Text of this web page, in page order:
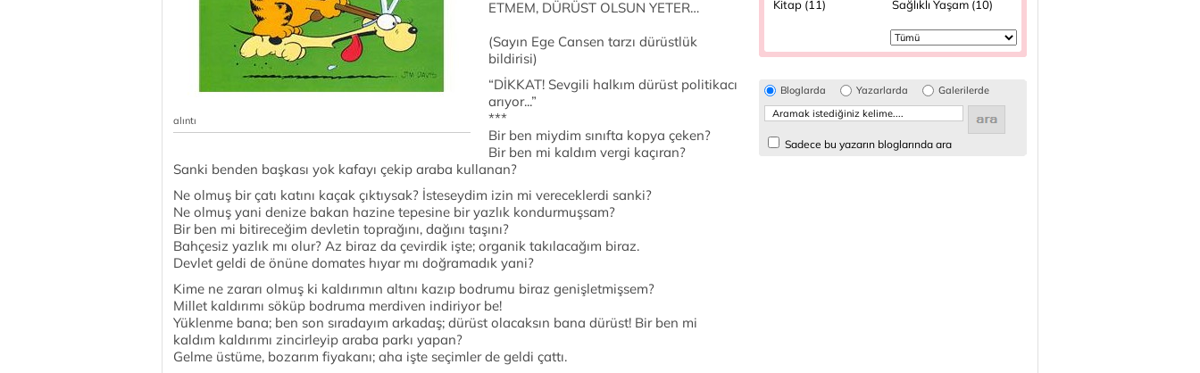
alıntı
ETMEM, DÜRÜST OLSUN YETER…
(Sayın Ege Cansen tarzı dürüstlük
bildirisi)
“DİKKAT! Sevgili halkım dürüst politikacı
arıyor...”
***
Bir ben miydim sınıfta kopya çeken?
Bir ben mi kaldım vergi kaçıran?
Sanki benden başkası yok kafayı çekip araba kullanan?
Ne olmuş bir çatı katını kaçak çıktıysak? İsteseydim izin mi vereceklerdi sanki?
Ne olmuş yani denize bakan hazine tepesine bir yazlık kondurmuşsam?
Bir ben mi bitireceğim devletin toprağını, dağını taşını?
Bahçesiz yazlık mı olur? Az biraz da çevirdik işte; organik takılacağım biraz.
Devlet geldi de önüne domates hıyar mı doğramadık yani?
Kime ne zararı olmuş ki kaldırımın altını kazıp bodrumu biraz genişletmişsem?
Millet kaldırımı söküp bodruma merdiven indiriyor be!
Yüklenme bana; ben son sıradayım arkadaş; dürüst olacaksın bana dürüst! Bir ben mi
kaldım kaldırımı zincirleyip araba parkı yapan?
Gelme üstüme, bozarım fiyakanı; aha işte seçimler de geldi çattı.
Kitap (11)
Sağlıklı Yaşam (10)
Bloglarda Yazarlarda Galerilerde
Sadece bu yazarın bloglarında ara